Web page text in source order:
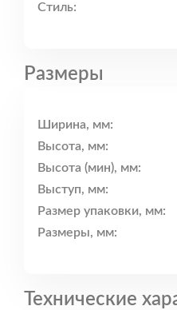
Стиль:
Размеры
Ширина, мм:
Высота, мм:
Высота (мин), мм:
Выступ, мм:
Размер упаковки, мм:
Размеры, мм:
Технические